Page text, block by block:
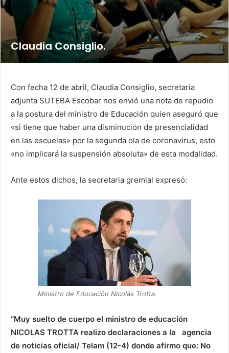
Claudia Consiglio.
Con fecha 12 de abril, Claudia Consiglio, secretaria
adjunta SUTEBA Escobar nos envió una nota de repudio
a la postura del ministro de Educación quien aseguró que
«si tiene que haber una disminución de presencialidad
en las escuelas» por la segunda ola de coronavirus, esto
«no implicará la suspensión absoluta» de esta modalidad.
Ante estos dichos, la secretaria gremial expresó:
Ministro de Educación Nicolás Trotta.
“Muy suelto de cuerpo el ministro de educación
NICOLAS TROTTA realizo declaraciones a la agencia
de noticias oficial/ Telam (12-4) donde afirmo que: No